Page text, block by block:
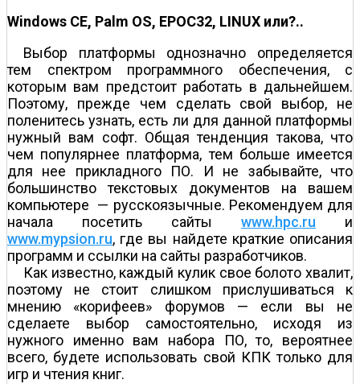
Windows CE, Palm OS, EPOC32, LINUX или?..
Выбор платформы однозначно определяется
тем спектром программного обеспечения, с
которым вам предстоит работать в дальнейшем.
Поэтому, прежде чем сделать свой выбор, не
поленитесь узнать, есть ли для данной платформы
нужный вам софт. Общая тенденция такова, что
чем популярнее платформа, тем больше имеется
для нее прикладного ПО. И не забывайте, что
большинство текстовых документов на вашем
компьютере — русскоязычные. Рекомендуем для
начала посетить сайты www.hpc.ru и
www.mypsion.ru, где вы найдете краткие описания
программ и ссылки на сайты разработчиков.
Как известно, каждый кулик свое болото хвалит,
поэтому не стоит слишком прислушиваться к
мнению «корифеев» форумов — если вы не
сделаете выбор самостоятельно, исходя из
нужного именно вам набора ПО, то, вероятнее
всего, будете использовать свой КПК только для
игр и чтения книг.